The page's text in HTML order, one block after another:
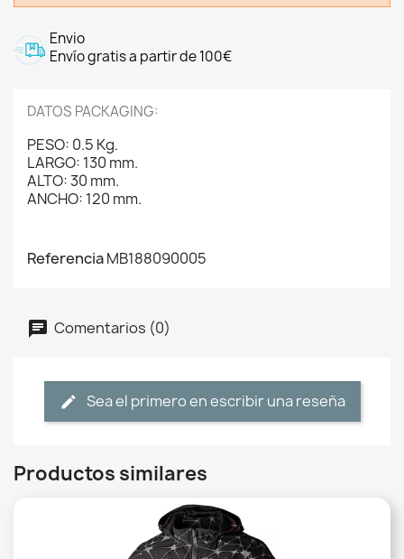
Envio
Envío gratis a partir de 100€
DATOS PACKAGING:
PESO: 0.5 Kg.
LARGO: 130 mm.
ALTO: 30 mm.
ANCHO: 120 mm.
ReferenciaMB188090005
Comentarios (0)
Sea el primero en escribir una reseña
Productos similares